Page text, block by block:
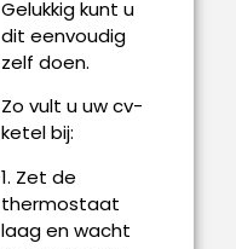
Gelukkig kunt u
dit eenvoudig
zelf doen.
Zo vult u uw cv-
ketel bij:
1. Zet de
thermostaat
laag en wacht